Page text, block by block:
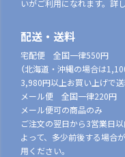
いがご利用になれます。詳
配送・送料
宅配便 全国一律550円
（北海道・沖縄の場合は
3,980円以上お買い上げで
メール便 全国一律220円
メール便可の商品のみ
ご注文の翌日から3営業日
よって、多少前後する場合
用ください。